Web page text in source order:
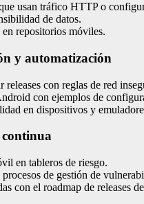
usan tráfico HTTP o
de datos.
repositorios móviles.
y automatización
con reglas de red
con ejemplos de
en dispositivos y
en tableros de riesgo.
de gestión de
con el roadmap de releases